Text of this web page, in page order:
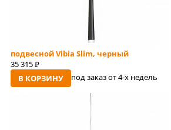
подвесной Vibia Slim, черный
35 315 руб
В КОРЗИНУ под заказ от 4-x недель